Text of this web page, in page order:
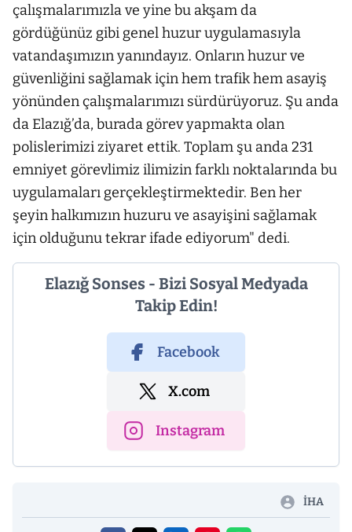
çalışmalarımızla ve yine bu akşam da
gördüğünüz gibi genel huzur uygulamasıyla
vatandaşımızın yanındayız. Onların huzur ve
güvenliğini sağlamak için hem trafik hem asayiş
yönünden çalışmalarımızı sürdürüyoruz. Şu anda
da Elazığ’da, burada görev yapmakta olan
polislerimizi ziyaret ettik. Toplam şu anda 231
emniyet görevlimiz ilimizin farklı noktalarında bu
uygulamaları gerçekleştirmektedir. Ben her
şeyin halkımızın huzuru ve asayişini sağlamak
için olduğunu tekrar ifade ediyorum" dedi.
Elazığ Sonses - Bizi Sosyal Medyada
Takip Edin!
Facebook
X.com
Instagram
İHA